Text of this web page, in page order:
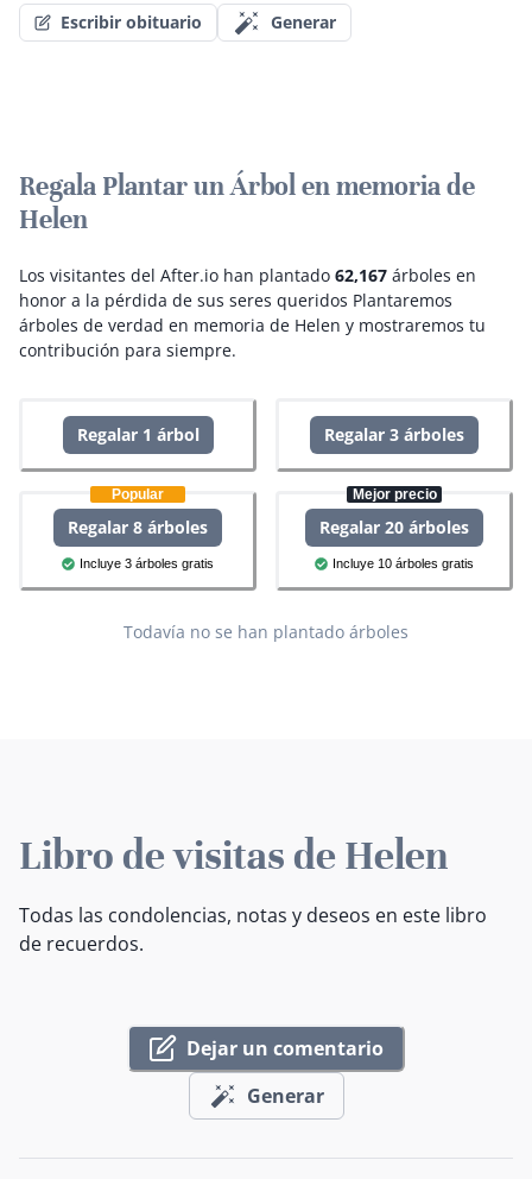
Escribir obituario Generar
Regala Plantar un Árbol en memoria de
Helen
Los visitantes del After.io han plantado 62,167 árboles en
honor a la pérdida de sus seres queridos Plantaremos
árboles de verdad en memoria de Helen y mostraremos tu
contribución para siempre.
Regalar 1 árbol Regalar 3 árboles
Popular
Regalar 8 árboles
Incluye 3 árboles gratis
Mejor precio
Regalar 20 árboles
Incluye 10 árboles gratis
Todavía no se han plantado árboles
Libro de visitas de Helen
Todas las condolencias, notas y deseos en este libro
de recuerdos.
Dejar un comentario
Generar